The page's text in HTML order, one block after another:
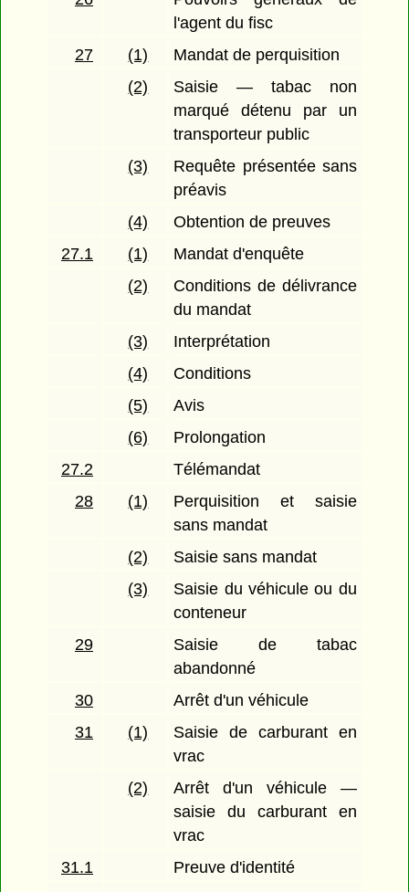
l'agent du fisc
27
(1)
Mandat de perquisition
(2)
Saisie — tabac non
marqué détenu par un
transporteur public
(3)
Requête présentée sans
préavis
(4)
Obtention de preuves
27.1
(1)
Mandat d'enquête
(2)
Conditions de délivrance
du mandat
(3)
Interprétation
(4)
Conditions
(5)
Avis
(6)
Prolongation
27.2
Télémandat
28
(1)
Perquisition et saisie
sans mandat
(2)
Saisie sans mandat
(3)
Saisie du véhicule ou du
conteneur
29
Saisie de tabac
abandonné
30
Arrêt d'un véhicule
31
(1)
Saisie de carburant en
vrac
(2)
Arrêt d'un véhicule —
saisie du carburant en
vrac
31.1
Preuve d'identité